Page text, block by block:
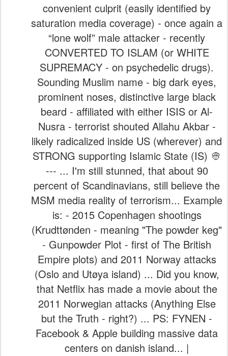
convenient culprit (easily identified by
saturation media coverage) - once again a
“lone wolf” male attacker - recently
CONVERTED TO ISLAM (or WHITE
SUPREMACY - on psychedelic drugs).
Sounding Muslim name - big dark eyes,
prominent noses, distinctive large black
beard - affiliated with either ISIS or Al-
Nusra - terrorist shouted Allahu Akbar -
likely radicalized inside US (wherever) and
STRONG supporting Islamic State (IS) 👳
--- ... I'm still stunned, that about 90
percent of Scandinavians, still believe the
MSM media reality of terrorism... Example
is: - 2015 Copenhagen shootings
(Krudttønden - meaning "The powder keg"
- Gunpowder Plot - first of The British
Empire plots) and 2011 Norway attacks
(Oslo and Utøya island) ... Did you know,
that Netflix has made a movie about the
2011 Norwegian attacks (Anything Else
but the Truth - right?) ... PS: FYNEN -
Facebook & Apple building massive data
centers on danish island... |